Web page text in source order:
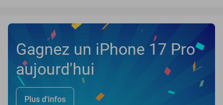
Gagnez un iPhone 17 Pro
aujourd'hui
Plus d'infos